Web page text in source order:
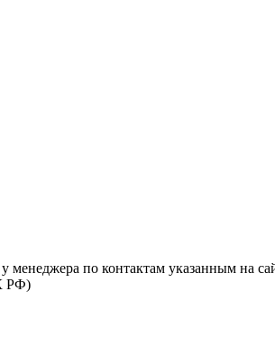
менеджера по контактам указанным на
РФ)